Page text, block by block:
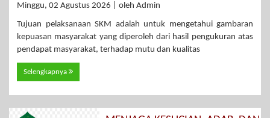
Minggu, 02 Agustus 2026 | oleh Admin
Tujuan pelaksanaan SKM adalah untuk mengetahui gambaran
kepuasan masyarakat yang diperoleh dari hasil pengukuran atas
pendapat masyarakat, terhadap mutu dan kualitas
Selengkapnya